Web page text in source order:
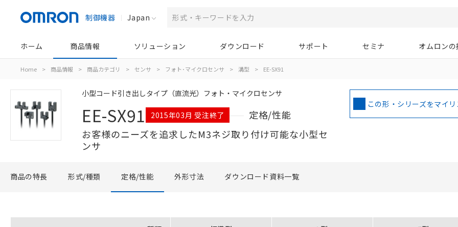
制御機器 Japan
ホーム 商品情報 ソリューション ダウンロード サポート セミナ オムロン
Home > 商品情報 > 商品カテゴリ > センサ > フォト･マイクロセンサ > 溝型 > EE-SX91
小型コード引き出しタイプ（直流光）フォト・マイクロセンサ
EE-SX91 2015年03月 受注終了
定格/性能
お客様のニーズを追求したM3ネジ取り付け可能な小型セ
ンサ
この形・シリーズをマイ
商品の特長 形式/種類 定格/性能 外形寸法 ダウンロード資料一覧